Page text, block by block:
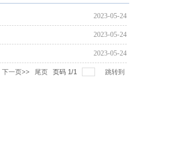
2023-05-24
2023-05-24
2023-05-24
下一页>> 尾页 页码 1/1 跳转到